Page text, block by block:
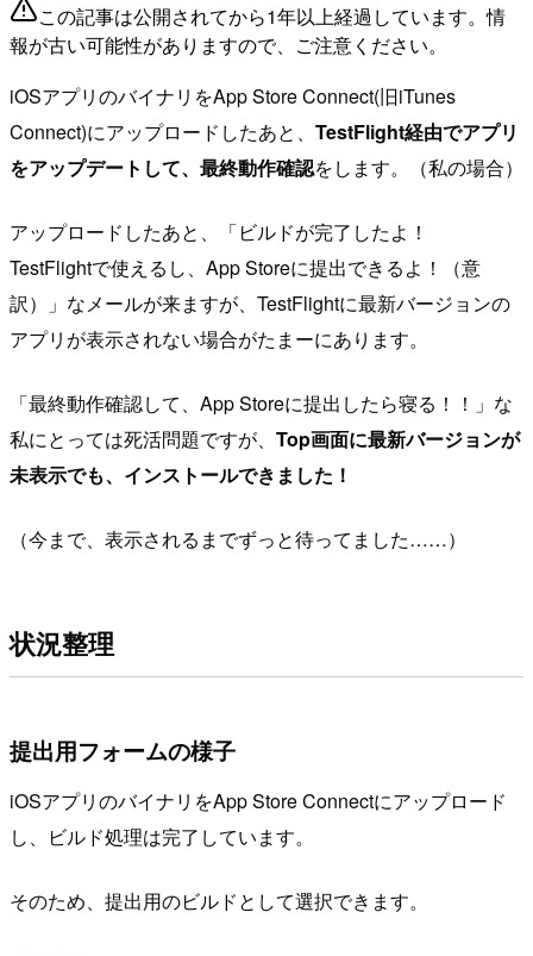
この記事は公開されてから1年以上経過しています。情
報が古い可能性がありますので、ご注意ください。
iOSアプリのバイナリをApp Store Connect(旧iTunes
Connect)にアップロードしたあと、 TestFlight経由でアプリ
をアップデートして、最終動作確認をします。（私の場合）
アップロードしたあと、「ビルドが完了したよ！
TestFlightで使えるし、App Storeに提出できるよ！（意
訳）」なメールが来ますが、TestFlightに最新バージョンの
アプリが表示されない場合がたまーにあります。
「最終動作確認して、App Storeに提出したら寝る！！」な
私にとっては死活問題ですが、 Top画面に最新バージョンが
未表示でも、インストールできました！
（今まで、表示されるまでずっと待ってました……）
状況整理
提出用フォームの様子
iOSアプリのバイナリをApp Store Connectにアップロード
し、ビルド処理は完了しています。
そのため、提出用のビルドとして選択できます。